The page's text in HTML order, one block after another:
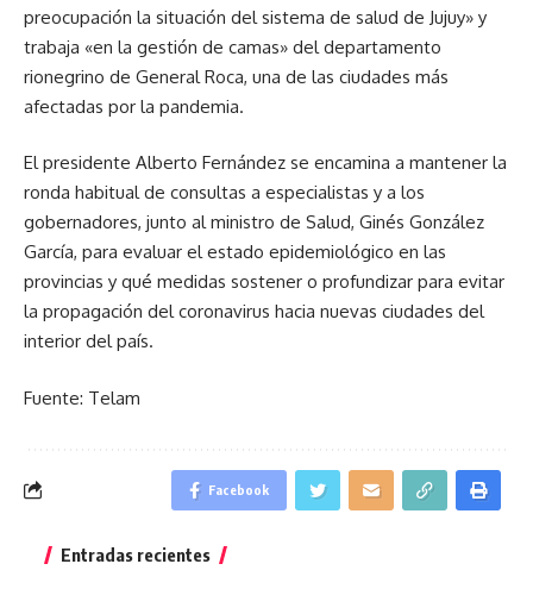
preocupación la situación del sistema de salud de Jujuy» y
trabaja «en la gestión de camas» del departamento
rionegrino de General Roca, una de las ciudades más
afectadas por la pandemia.
El presidente Alberto Fernández se encamina a mantener la
ronda habitual de consultas a especialistas y a los
gobernadores, junto al ministro de Salud, Ginés González
García, para evaluar el estado epidemiológico en las
provincias y qué medidas sostener o profundizar para evitar
la propagación del coronavirus hacia nuevas ciudades del
interior del país.
Fuente: Telam
Facebook
Entradas recientes